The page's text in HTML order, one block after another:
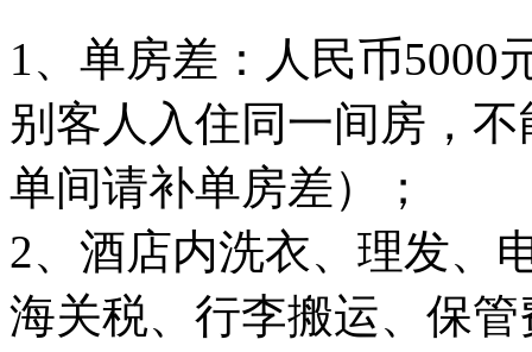
1、单房差：人民币5000
别客人入住同一间房，
单间请补单房差）；
2、酒店内洗衣、理发、
海关税、行李搬运、保